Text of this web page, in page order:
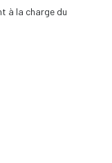
à la charge du